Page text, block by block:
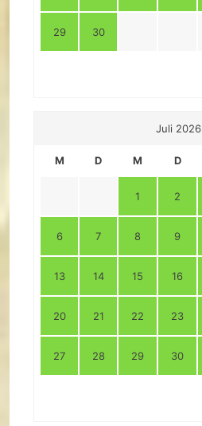
29 30
Juli 2026
M D M D
1 2
6 7 8 9
13 14 15 16
20 21 22 23
27 28 29 30